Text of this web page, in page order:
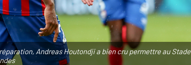
Andreas Houtondji a bien cru permettre au Stade